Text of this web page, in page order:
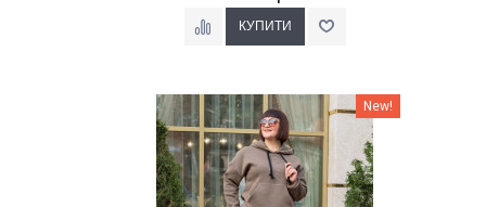
Наклейки Варіант з % New!